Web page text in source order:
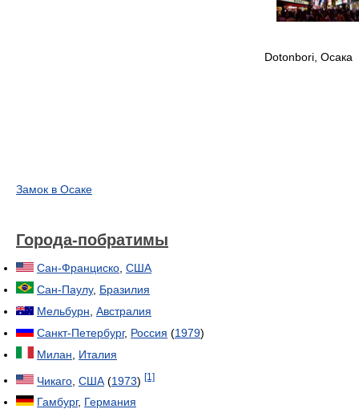
Замок в Осаке
Dotonbori, Осака
Города-побратимы
Сан-Франциско США
Сан-Паулу, Бразилия
Мельбурн Австралия
Санкт-Петербург, Россия (1979)
Милан
Италия
Чикаго США (1973) [1]
Гамбург, Германия